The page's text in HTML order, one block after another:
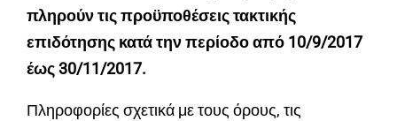
πληρούν τις προϋποθέσεις τακτικής
επιδότησης κατά την περίοδο από 10/9/2017
έως 30/11/2017.
Πληροφορίες σχετικά με τους όρους, τις